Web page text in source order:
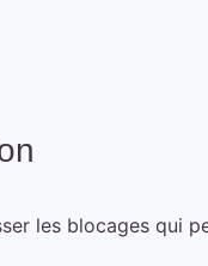
les blocages qui